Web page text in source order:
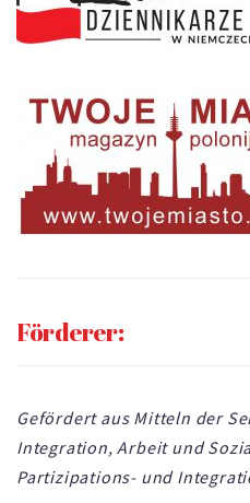
Förderer:
Gefördert aus Mitteln der
Integration, Arbeit und
Partizipations- und